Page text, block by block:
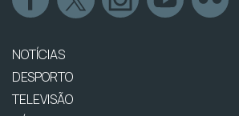
NOTÍCIAS
DESPORTO
TELEVISÃO